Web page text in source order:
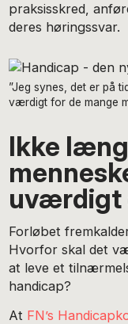
praksisskred,
deres høringssvar.
”Jeg synes, det er på
værdigt for de mange
Ikke
uværdigt
Forløbet
Hvorfor skal det
at leve et
handicap?
At FN’s